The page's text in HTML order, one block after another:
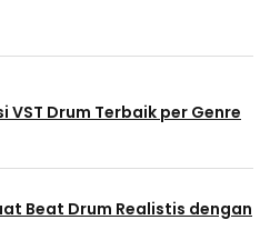
VST Drum Terbaik per Genre
Beat Drum Realistis dengan